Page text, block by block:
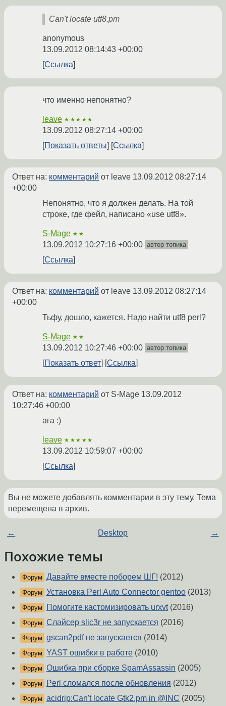
Can't locate utf8.pm
anonymous
13.09.2012 08:14:43 +00:00
Ссылка
что именно непонятно?
leave ★★★★★
13.09.2012 08:27:14 +00:00
Показать ответы
Ссылка
Ответ на: комментарий от leave 13.09.2012 08:27:14
+00:00
Непонятно, что я должен делать. На той
строке, где фейл, написано «use utf8».
S-Mage ★★
13.09.2012 10:27:16 +00:00 автор топика
Ссылка
Ответ на: комментарий от leave 13.09.2012 08:27:14
+00:00
Тьфу, дошло, кажется. Надо найти utf8 perl?
S-Mage ★★
13.09.2012 10:27:46 +00:00 автор топика
Показать ответ Ссылка
Ответ на: комментарий от S-Mage 13.09.2012
10:27:46 +00:00
ага :)
leave ★★★★★
13.09.2012 10:59:07 +00:00
Ссылка
Вы не можете добавлять комментарии в эту тему. Тема
перемещена в архив.
← Desktop →
Похожие темы
Форум Давайте вместе поборем ШГ! (2012)
Форум Установка Perl Auto Connector gentoo (2013)
Форум Помогите кастомизировать urxvt(2016)
Форум Слайсер slic3r не запускается (2016)
Форум gscan2pdf не запускается (2014)
Форум YAST ошибки в работе (2010)
Форум Ошибка при сборке SpamAssassin (2005)
Форум Perl сломался после обновления (2012)
Форум acidrip:Can't locate Gtk2.pm in @INC (2005)